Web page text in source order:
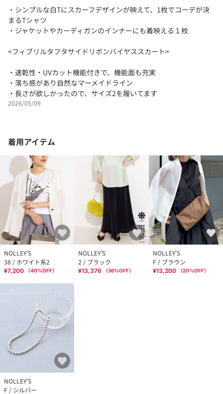
・シンプルな白Tにスカーフデザインが映えて、1枚でコーデが決
まるTシャツ
・ジャケットやカーディガンのインナーにも着映える１枚
<フィブリルタフタサイドリボンバイヤススカート>
・速乾性・UVカット機能付きで、機能面も充実
・落ち感があり自然なマーメイドライン
・長さが欲しかったので、サイズ2を履いてます
2026/05/09
着用アイテム
NOLLEY'S
38 / ホワイト系2
¥7,200 （40%OFF）
NOLLEY'S
2 / ブラック
¥13,376 （36%OFF）
NOLLEY'S
F / ブラウン
¥13,200 （20%OFF）
NOLLEY'S
F / シルバー